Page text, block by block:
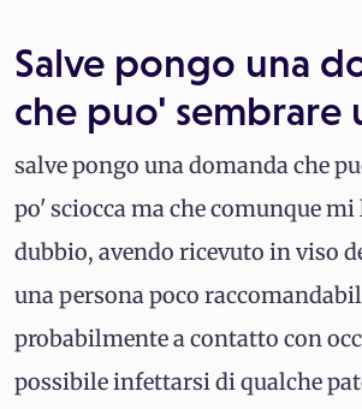
Salve pongo una
che puo' sembrare
salve pongo una domanda che
po' sciocca ma che comunque
dubbio, avendo ricevuto in viso
una persona poco
probabilmente a contatto con
possibile infettarsi di qualche